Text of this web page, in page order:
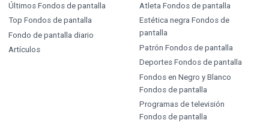
Últimos Fondos de pantalla
Top Fondos de pantalla
Fondo de pantalla diario
Artículos
Atleta Fondos de pantalla
Estética negra Fondos de
pantalla
Patrón Fondos de pantalla
Deportes Fondos de pantalla
Fondos en Negro y Blanco
Fondos de pantalla
Programas de televisión
Fondos de pantalla